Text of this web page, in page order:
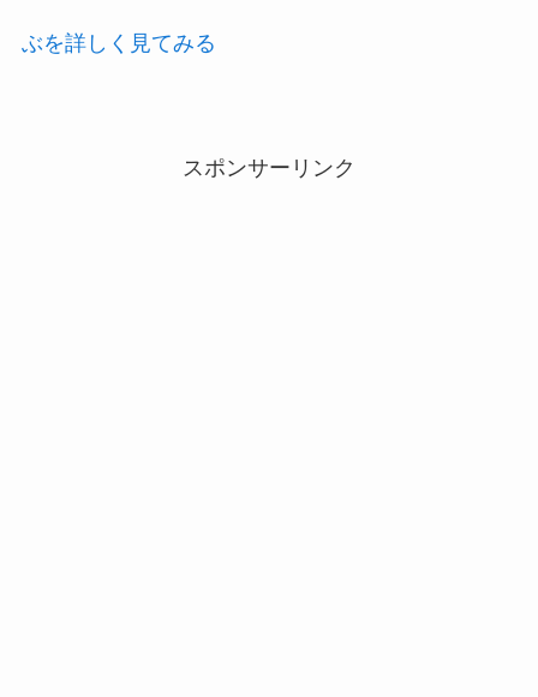
ぶを詳しく見てみる
スポンサーリンク